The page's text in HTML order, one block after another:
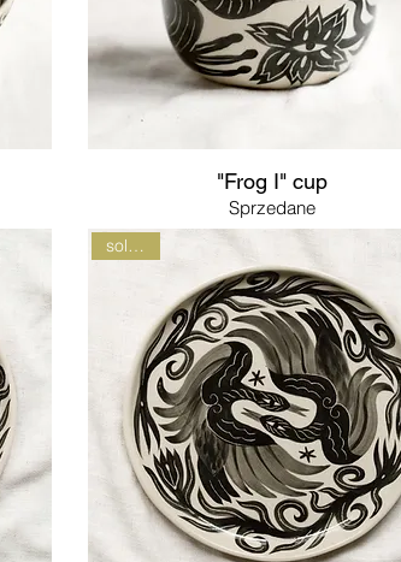
"Frog I" cup
Sprzedane
sold out